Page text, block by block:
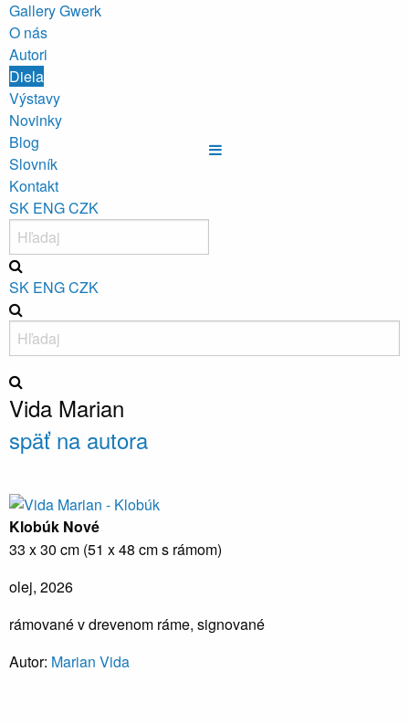
Gallery Gwerk
O nás
Autori
Diela
Výstavy
Novinky
Blog
Slovník
Kontakt
SK ENGCZK
SK ENGCZK
Vida Marian
späť na autora
Klobúk Nové
33 x 30 cm (51 x 48 cm s rámom)
olej, 2026
rámované v drevenom ráme, signované
Autor: Marian Vida